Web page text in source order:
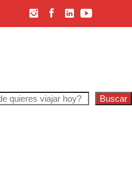
Buscar